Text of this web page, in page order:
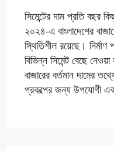
সিমেন্টের দাম প্রতি বছর
২০২৪-এ বাংলাদেশের
স্থিতিশীল রয়েছে।
বিভিন্ন সিমেন্ট বেছে
বাজারের বর্তমান দামের
প্রকল্পের জন্য উপযোগী